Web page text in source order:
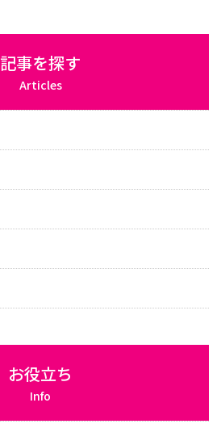
記事を探す
Articles
お役立ち
Info